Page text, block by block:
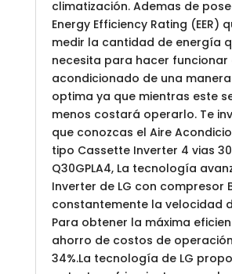
climatización. Ademas de
Energy Efficiency Rating (EER)
medir la cantidad de energía
necesita para hacer funcionar
acondicionado de una
optima ya que mientras este
menos costará operarlo. Te
que conozcas el Aire
tipo Cassette Inverter 4 vias
Q30GPLA4, La tecnología
Inverter de LG con compresor
constantemente la velocidad
Para obtener la máxima
ahorro de costos de
34%.La tecnología de LG